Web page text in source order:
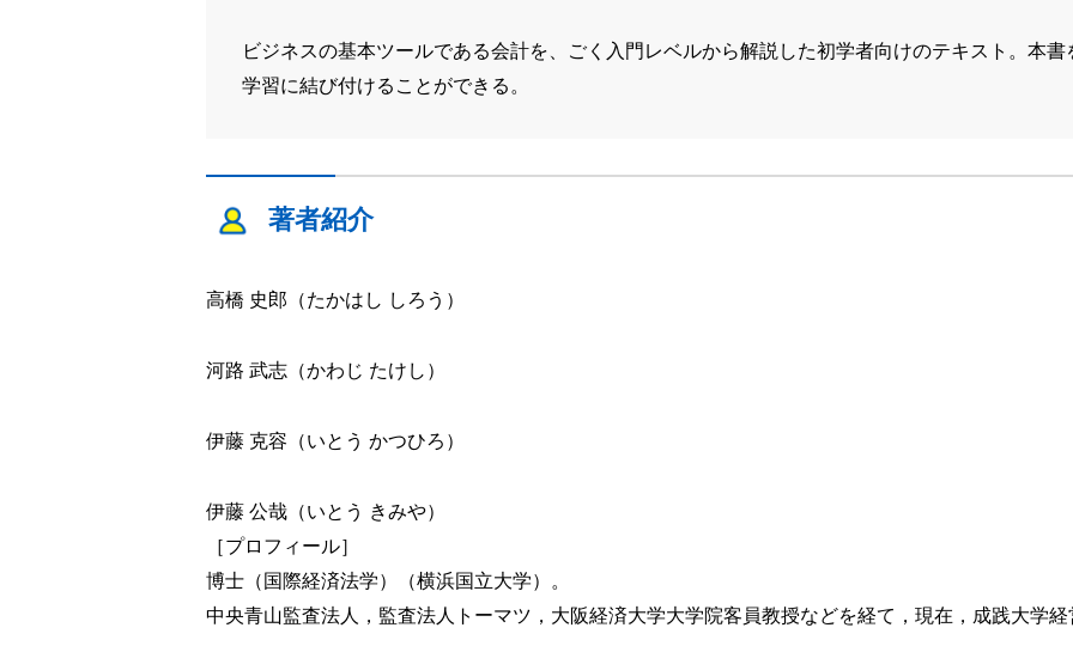
ビジネスの基本ツールである会計を、ごく入門レベルから解説した初学者向けのテキスト。本
学習に結び付けることができる。
著者紹介
高橋 史郎（たかはし しろう）
河路 武志（かわじ たけし）
伊藤 克容（いとう かつひろ）
伊藤 公哉（いとう きみや）
［プロフィール］
博士（国際経済法学）（横浜国立大学）。
中央青山監査法人，監査法人トーマツ，大阪経済大学大学院客員教授などを経て，現在，成践大学経